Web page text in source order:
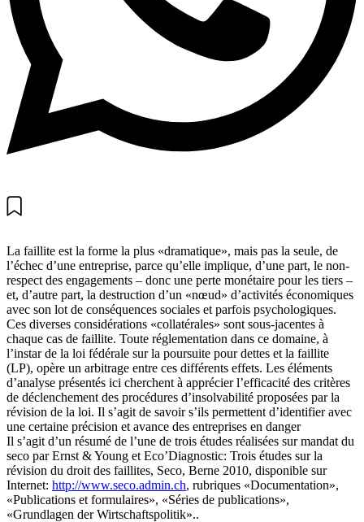
La faillite est la forme la plus «dramatique», mais pas la seule, de
l’échec d’une entreprise, parce qu’elle implique, d’une part, le non-
respect des engagements – donc une perte monétaire pour les tiers –
et, d’autre part, la destruction d’un «nœud» d’activités économiques
avec son lot de conséquences sociales et parfois psychologiques.
Ces diverses considérations «collatérales» sont sous-jacentes à
chaque cas de faillite. Toute réglementation dans ce domaine, à
l’instar de la loi fédérale sur la poursuite pour dettes et la faillite
(LP), opère un arbitrage entre ces différents effets. Les éléments
d’analyse présentés ici cherchent à apprécier l’efficacité des critères
de déclenchement des procédures d’insolvabilité proposées par la
révision de la loi. Il s’agit de savoir s’ils permettent d’identifier avec
une certaine précision et avance des entreprises en danger
Il s’agit d’un résumé de l’une de trois études réalisées sur mandat du
seco par Ernst & Young et Eco’Diagnostic: Trois études sur la
révision du droit des faillites, Seco, Berne 2010, disponible sur
Internet: http://www.seco.admin.ch, rubriques «Documentation»,
«Publications et formulaires», «Séries de publications»,
«Grundlagen der Wirtschaftspolitik»..